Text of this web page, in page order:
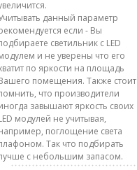
данный параметр
если - Вы
светильник с LED
и не уверены что его
по яркости на площадь
помещения. Также стоит
что производители
завышают яркость своих
модулей не учитывая,
поглощение света
Так что подбирать
с небольшим запасом.